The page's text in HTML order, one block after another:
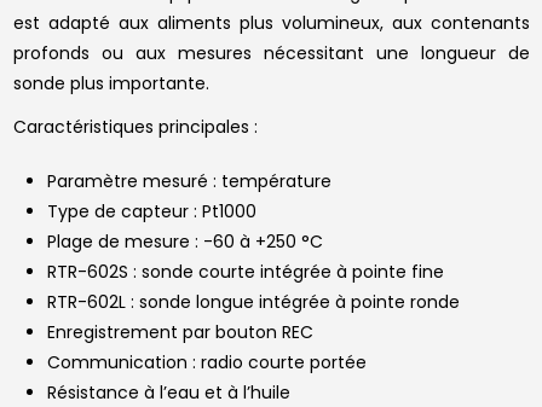
est adapté aux aliments plus volumineux, aux contenants
profonds ou aux mesures nécessitant une longueur de
sonde plus importante.
Caractéristiques principales :
Paramètre mesuré : température
Type de capteur : Pt1000
Plage de mesure : -60 à +250 °C
RTR-602S : sonde courte intégrée à pointe fine
RTR-602L : sonde longue intégrée à pointe ronde
Enregistrement par bouton REC
Communication : radio courte portée
Résistance à l’eau et à l’huile